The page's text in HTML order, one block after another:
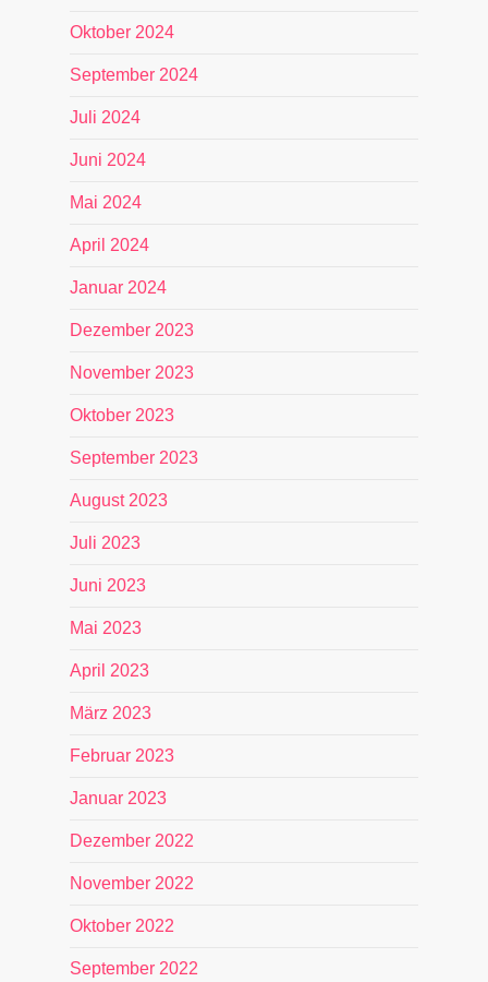
Oktober 2024
September 2024
Juli 2024
Juni 2024
Mai 2024
April 2024
Januar 2024
Dezember 2023
November 2023
Oktober 2023
September 2023
August 2023
Juli 2023
Juni 2023
Mai 2023
April 2023
März 2023
Februar 2023
Januar 2023
Dezember 2022
November 2022
Oktober 2022
September 2022